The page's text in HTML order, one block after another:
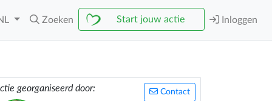
Zoeken Start jouw actie Inloggen
Contact
georganiseerd door: